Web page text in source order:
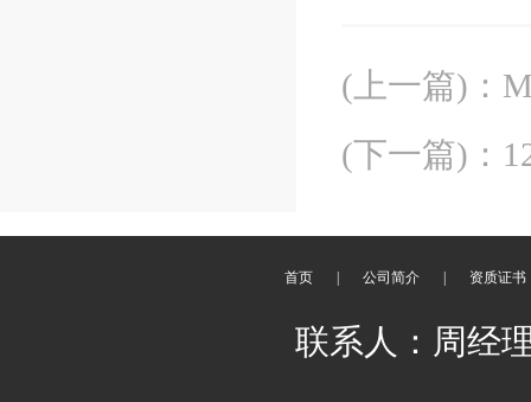
(上一篇) ：
(下一篇) ：
首页 公司简介 资质证书
联系人：周经